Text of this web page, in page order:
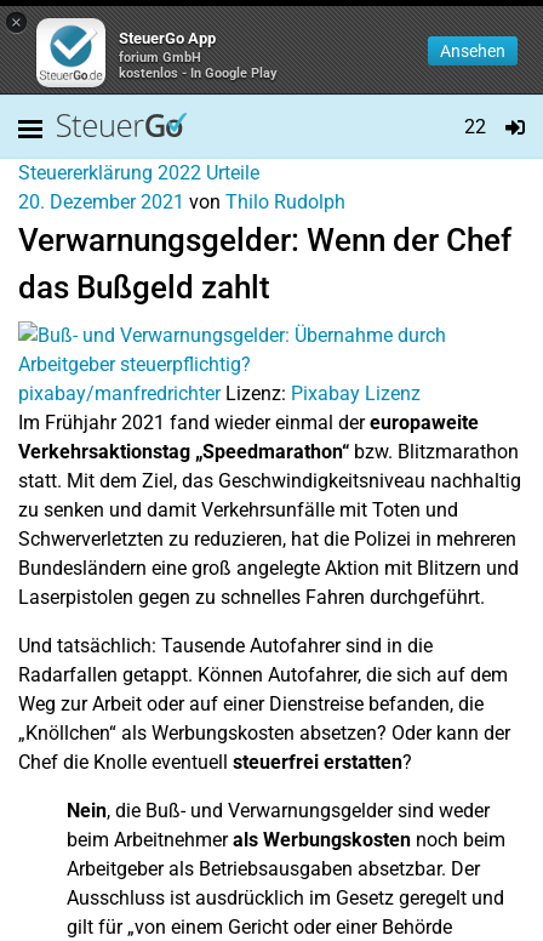
×
SteuerGo App
forium GmbH
kostenlos - In Google Play
Ansehen
22
Steuererklärung 2022 Urteile
20. Dezember 2021 von Thilo Rudolph
Verwarnungsgelder: Wenn der Chef
das Bußgeld zahlt
pixabay/manfredrichterLizenz: Pixabay Lizenz
Im Frühjahr 2021 fand wieder einmal dereuropaweite
Verkehrsaktionstag „Speedmarathon“ bzw. Blitzmarathon
statt. Mit dem Ziel, das Geschwindigkeitsniveau nachhaltig
zu senken und damit Verkehrsunfälle mit Toten und
Schwerverletzten zu reduzieren, hat die Polizei in mehreren
Bundesländern eine groß angelegte Aktion mit Blitzern und
Laserpistolen gegen zu schnelles Fahren durchgeführt.
Und tatsächlich: Tausende Autofahrer sind in die
Radarfallen getappt. Können Autofahrer, die sich auf dem
Weg zur Arbeit oder auf einer Dienstreise befanden, die
„Knöllchen“ als Werbungskosten absetzen? Oder kann der
Chef die Knolle eventuell steuerfrei erstatten?
Nein, die Buß- und Verwarnungsgelder sind weder
beim Arbeitnehmerals Werbungskosten noch beim
Arbeitgeber als Betriebsausgaben absetzbar. Der
Ausschluss ist ausdrücklich im Gesetz geregelt und
gilt für „von einem Gericht oder einer Behörde